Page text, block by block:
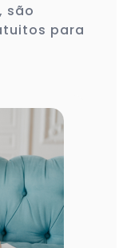
são
para